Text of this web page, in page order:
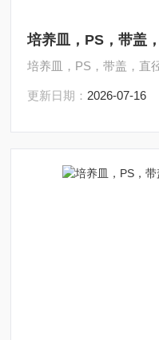
培养皿，PS，带盖
培养皿，PS，带盖，直
更新日期： 2026-07-16